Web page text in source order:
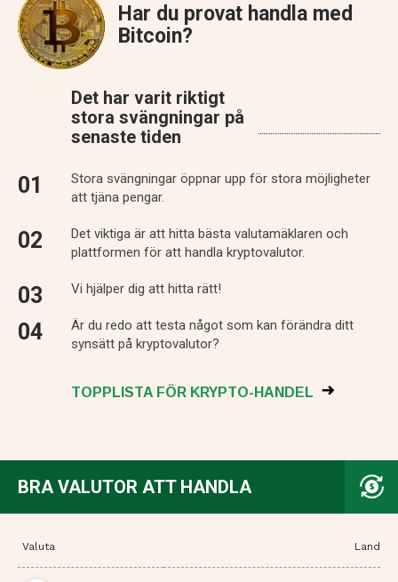
Har du provat handla med
Bitcoin?
Det har varit riktigt
stora svängningar på
senaste tiden
Stora svängningar öppnar upp för stora möjligheter
att tjäna pengar.
Det viktiga är att hitta bästa valutamäklaren och
plattformen för att handla kryptovalutor.
Vi hjälper dig att hitta rätt!
Är du redo att testa något som kan förändra ditt
synsätt på kryptovalutor?
TOPPLISTA FÖR KRYPTO-HANDEL
BRA VALUTOR ATT HANDLA
Valuta Land